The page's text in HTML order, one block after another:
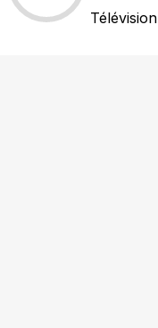
Télévision